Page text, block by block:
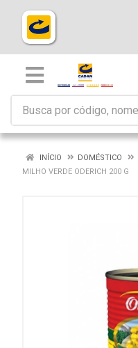
INÍCIO DOMÉSTICO
MILHO VERDE ODERICH 200 G